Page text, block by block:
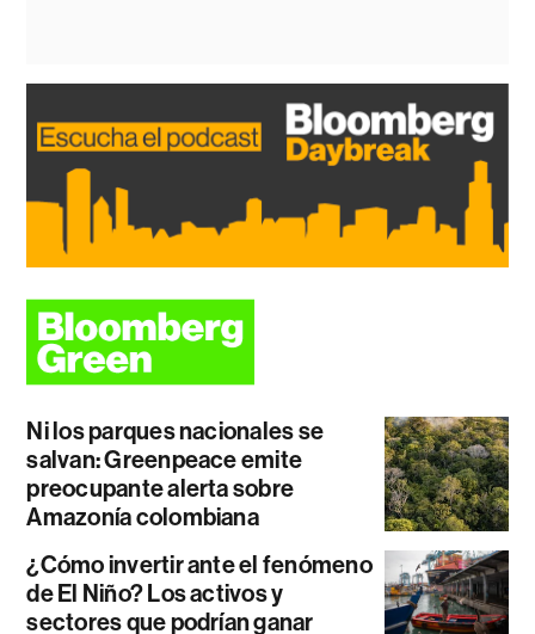
Ni los parques nacionales se
salvan: Greenpeace emite
preocupante alerta sobre
Amazonía colombiana
¿Cómo invertir ante el fenómeno
de El Niño? Los activos y
sectores que podrían ganar